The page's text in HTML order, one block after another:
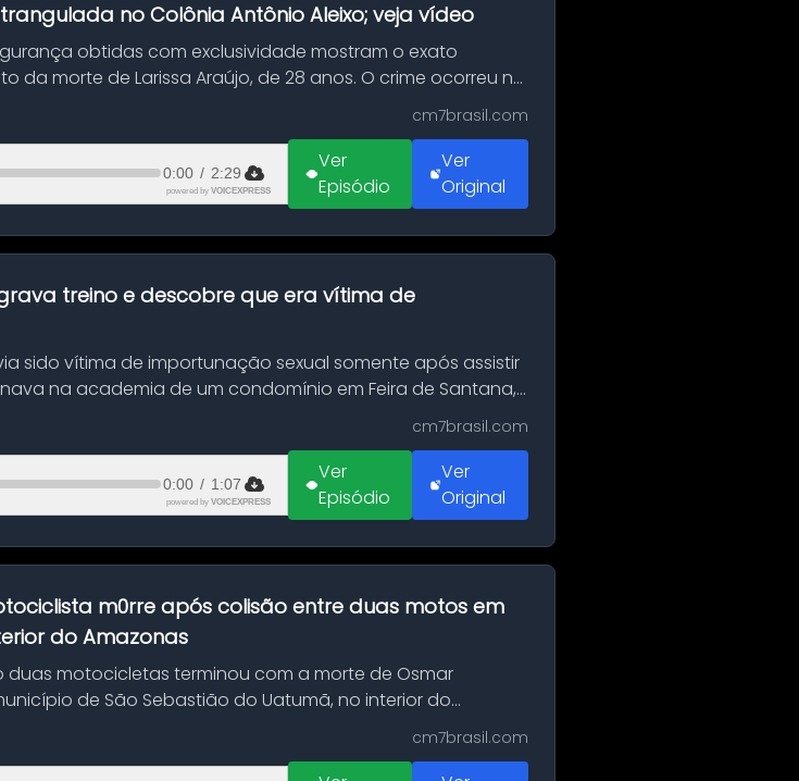
no Colônia Antônio Aleixo; veja vídeo
obtidas com exclusividade mostram o exato
morte de Larissa Araújo, de 28 anos. O crime ocorreu na
cm7brasil.com
0:00 / 2:29
powered by VOICEXPRESS
Ver
Episódio
Ver
Original
treino e descobre que era vítima de
sido vítima de importunação sexual somente após assistir
na academia de um condomínio em Feira de Santana,
cm7brasil.com
0:00 / 1:07
powered by VOICEXPRESS
Ver
Episódio
Ver
Original
m0rre após colisão entre duas motos em
do Amazonas
motocicletas terminou com a morte de Osmar
de São Sebastião do Uatumã, no interior do
cm7brasil.com